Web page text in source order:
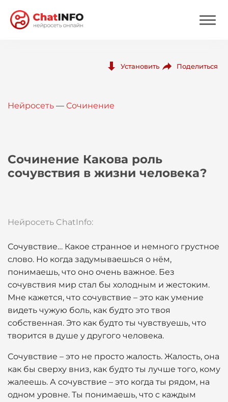
Вход
Установить Поделиться
Нейросеть — Сочинение
Сочинение Какова роль
сочувствия в жизни человека?
Нейросеть ChatInfo:
Сочувствие… Какое странное и немного грустное
слово. Но когда задумываешься о нём,
понимаешь, что оно очень важное. Без
сочувствия мир стал бы холодным и жестоким.
Мне кажется, что сочувствие – это как умение
видеть чужую боль, как будто это твоя
собственная. Это как будто ты чувствуешь, что
творится в душе у другого человека.
Сочувствие – это не просто жалость. Жалость, она
как бы сверху вниз, как будто ты лучше того, кому
жалеешь. А сочувствие – это когда ты рядом, на
одном уровне. Ты понимаешь, что с каждым